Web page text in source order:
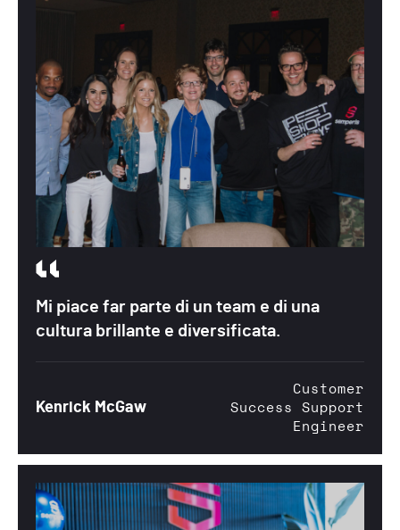
Mi piace far parte di un team e di una
cultura brillante e diversificata.
Kenrick McGaw
Customer
Success Support
Engineer